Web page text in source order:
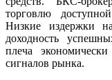
торговлю
Низкие издержки
доходность
плеча
сигналов рынка.